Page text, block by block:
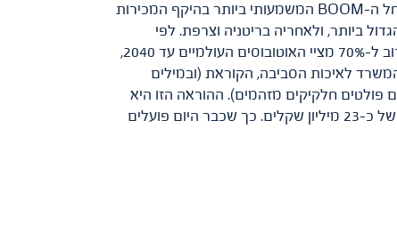
אוטובוסים חשמליים בישראל ובעולם מה שהתחיל בסין, התקבל בזרועות פתוחות בכל העולם. שנת 2019 היא השנה בה חל ה-BOOM המשמעותי ביותר בהיקף המכירות
ביותר, ולאחריה בריטניה וצרפת. לפי
ההערכות, פריסת האוטובוסים החשמליים במרכזי הערים בעולם תמשיך לגדול, יותר מכל נישה תחבורתית אחרת, עם קרוב ל-70% מציי האוטובוסים העולמיים עד 2040,
העולמית. ומה קורה אצלנו? במרץ 2023 יצא הוראה מטעם המשרד לאיכות הסביבה, הקוראת (ובמילים
פליטות (כלומר, כאלה שאינם פולטים חלקיקים מזהמים). ההוראה הזו היא
חלק מתכנית האוטובוסים החשמליים הממשלתית, שכבר בשנת 2019 תקצבה את המעבר לאוטובוסים חשמליים בעלות של כ-23 מיליון שקלים. כך שכבר היום פועלים